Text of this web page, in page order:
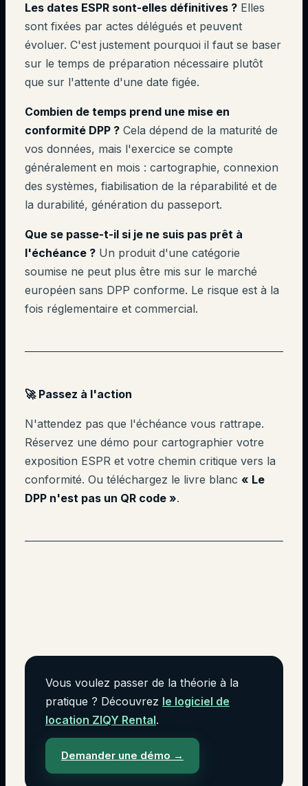
Les dates ESPR sont-elles définitives ? Elles
sont fixées par actes délégués et peuvent
évoluer. C'est justement pourquoi il faut se baser
sur le temps de préparation nécessaire plutôt
que sur l'attente d'une date figée.
Combien de temps prend une mise en
conformité DPP ? Cela dépend de la maturité de
vos données, mais l'exercice se compte
généralement en mois : cartographie, connexion
des systèmes, fiabilisation de la réparabilité et de
la durabilité, génération du passeport.
Que se passe-t-il si je ne suis pas prêt à
l'échéance ? Un produit d'une catégorie
soumise ne peut plus être mis sur le marché
européen sans DPP conforme. Le risque est à la
fois réglementaire et commercial.
🚀 Passez à l'action
N'attendez pas que l'échéance vous rattrape.
Réservez une démo pour cartographier votre
exposition ESPR et votre chemin critique vers la
conformité. Ou téléchargez le livre blanc « Le
DPP n'est pas un QR code ».
Vous voulez passer de la théorie à la
pratique ? Découvrez le logiciel de
location ZIQY Rental.
Demander une démo →